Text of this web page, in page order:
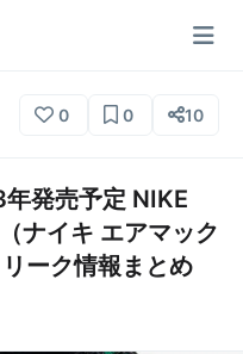
0 0 10
年発売予定 NIKE
ナイキ エアマック
ーク情報まとめ